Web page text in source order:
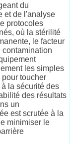
du
et de l'analyse
protocoles
où la stérilité
le facteur
contamination
les simples
toucher
la sécurité des
des résultats
un
est scrutée à la
minimiser le